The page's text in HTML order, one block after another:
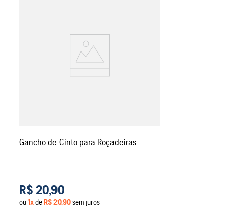
Gancho de Cinto para Roçadeiras
R$ 20,90
ou1xdeR$20,90sem juros